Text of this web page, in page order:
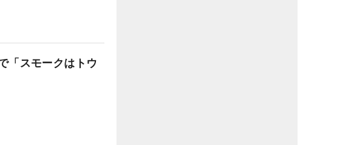
「スモークはトウ